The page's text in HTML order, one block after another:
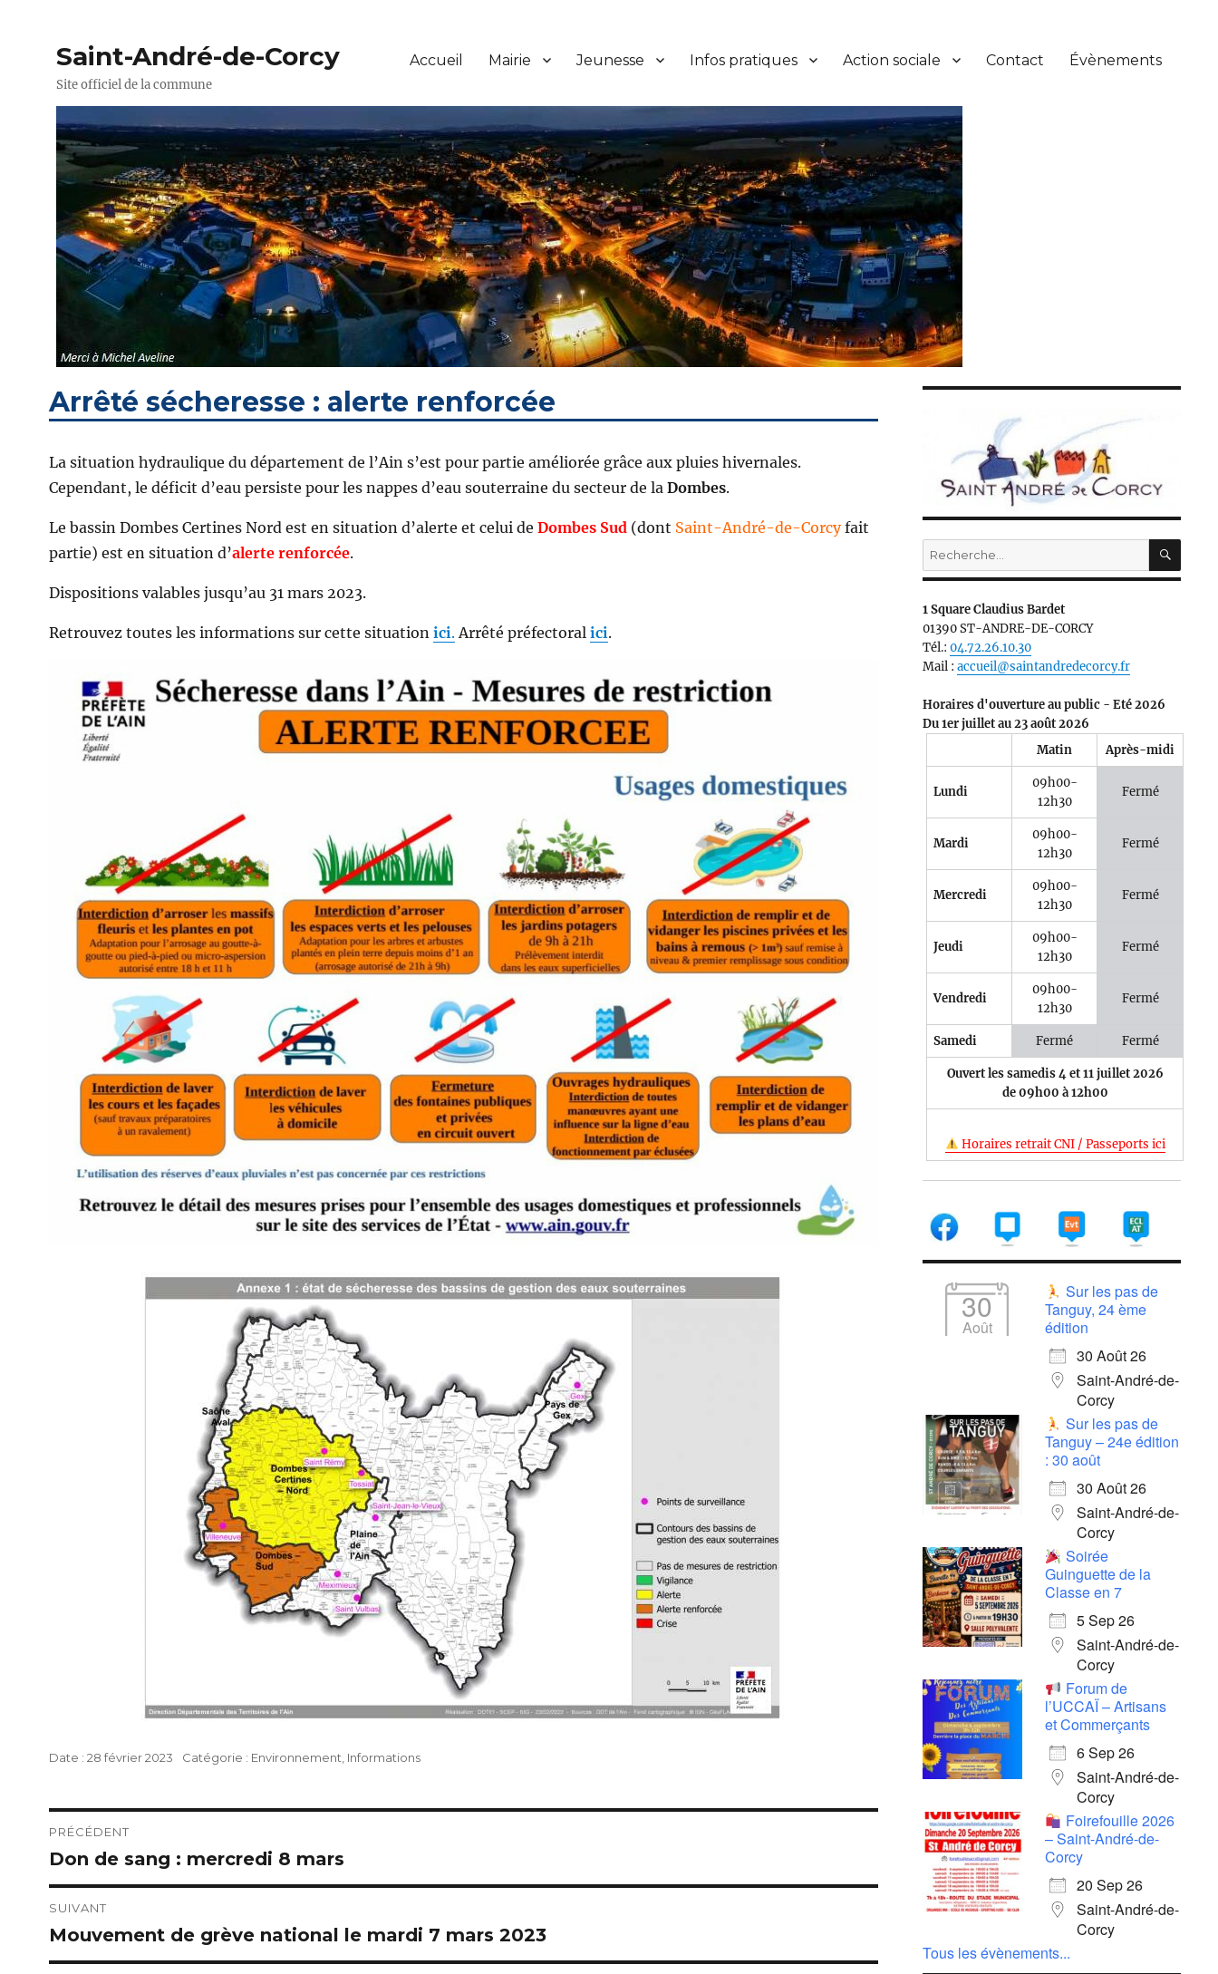
Saint-André-de-Corcy
Site officiel de la commune
Accueil Mairie Jeunesse Infos pratiques Action sociale Contact Évènements
Arrêté sécheresse : alerte renforcée
La situation hydraulique du département de l’Ain s’est pour partie améliorée grâce aux pluies hivernales.
Cependant, le déficit d’eau persiste pour les nappes d’eau souterraine du secteur de la Dombes.
Le bassin Dombes Certines Nord est en situation d’alerte et celui de Dombes Sud(dont Saint-André-de-Corcyfait
partie) est en situation d’alerte renforcée.
Dispositions valables jusqu’au 31 mars 2023.
Retrouvez toutes les informations sur cette situation ici.Arrêté préfectoral ici.
Publié
28 février 2023 Catégories
Environnement, Informations
Navigation
de
l’article
PRÉCÉDENT
Publication
précédente :
Don de sang : mercredi 8 mars
SUIVANT
Publication
suivante :
Mouvement de grève national le mardi 7 mars 2023
Recherche
pour :
1 Square Claudius Bardet
01390 ST-ANDRE-DE-CORCY
Tél.:04.72.26.10.30
Mail :accueil@saintandredecorcy.fr
Horaires d'ouverture au public - Eté 2026
Du 1er juillet au 23 août 2026
Matin
Après-midi
Lundi
09h00-
12h30
Fermé
Mardi
09h00-
12h30
Fermé
Mercredi
09h00-
12h30
Fermé
Jeudi
09h00-
12h30
Fermé
Vendredi
09h00-
12h30
Fermé
Samedi Fermé Fermé
Ouvert les samedis 4 et 11 juillet 2026
de 09h00 à 12h00
Horaires retrait CNI / Passeports ici
30
Août
Sur les pas de
Tanguy, 24 ème
édition
30 Août 26
Saint-André-de-
Corcy
Sur les pas de
Tanguy – 24e édition
: 30 août
30 Août 26
Saint-André-de-
Corcy
Soirée
Guinguette de la
Classe en 7
5 Sep 26
Saint-André-de-
Corcy
Forum de
l’UCCAÏ – Artisans
et Commerçants
6 Sep 26
Saint-André-de-
Corcy
Foirefouille 2026
– Saint-André-de-
Corcy
20 Sep 26
Saint-André-de-
Corcy
Tous les évènements...